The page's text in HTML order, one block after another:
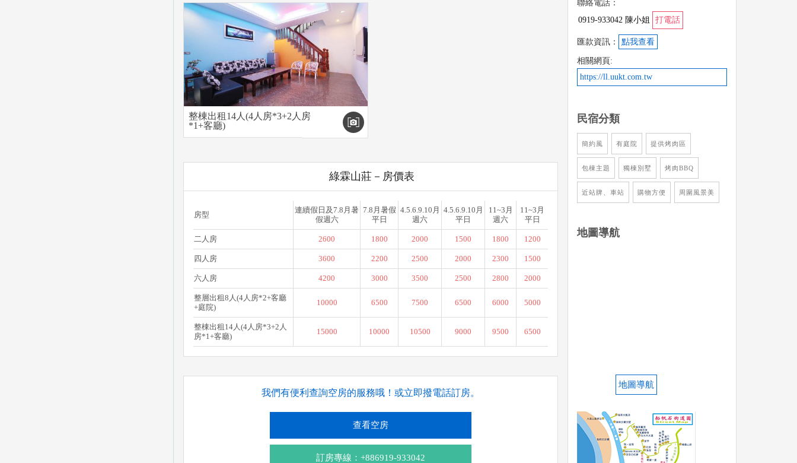
整棟出租14人(4人房*3+2人房
*1+客廳)
綠霖山莊－房價表
房型
連續假日及7.8月暑
假週六
7.8月暑假
平日
4.5.6.9.10月
週六
4.5.6.9.10月
平日
11~3月
週六
11~3月
平日
二人房 2600 1800 2000 1500 1800 1200
四人房 3600 2200 2500 2000 2300 1500
六人房 4200 3000 3500 2500 2800 2000
整層出租8人(4人房*2+客廳
+庭院)
10000 6500 7500 6500 6000 5000
整棟出租14人(4人房*3+2人
房*1+客廳)
15000 10000 10500 9000 9500 6500
我們有便利查詢空房的服務哦！或立即撥電話訂房。
查看空房
訂房專線：+886919-933042
聯絡電話：
0919-933042 陳小姐
打電話
匯款資訊： 點我查看
相關網頁:
https://ll.uukt.com.tw
民宿分類
簡約風 有庭院 提供烤肉區
包棟主題 獨棟別墅 烤肉BBQ
近站牌、車站 購物方便 周圍風景美
地圖導航
地圖導航